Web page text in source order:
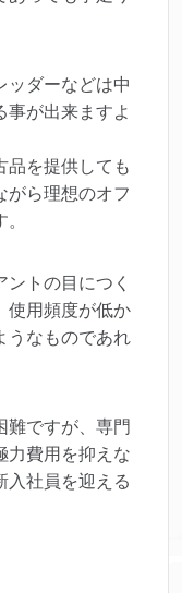
ッダーなどは中
が出来ますよ
品を提供しても
がら理想のオフ
トの目につく
使用頻度が低か
うなものであれ
難ですが、専門
力費用を抑えな
入社員を迎える